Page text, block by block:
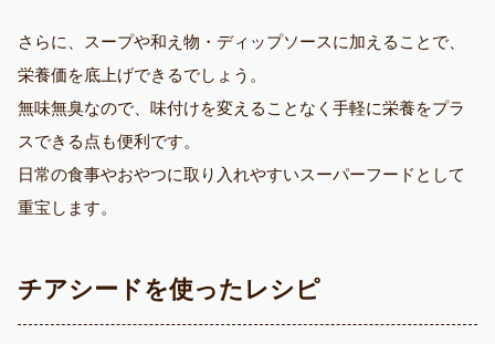
さらに、スープや和え物・ディップソースに加えることで、
栄養価を底上げできるでしょう。
無味無臭なので、味付けを変えることなく手軽に栄養をプラ
スできる点も便利です。
日常の食事やおやつに取り入れやすいスーパーフードとして
重宝します。
チアシードを使ったレシピ